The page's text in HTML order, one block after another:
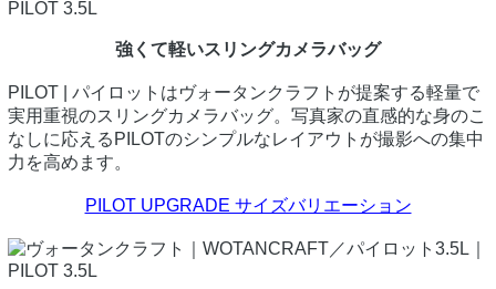
強くて軽いスリングカメラバッグ
PILOT | パイロットはヴォータンクラフトが提案する軽量で
実用重視のスリングカメラバッグ。写真家の直感的な身のこ
なしに応えるPILOTのシンプルなレイアウトが撮影への集中
力を高めます。
PILOT UPGRADE サイズバリエーション